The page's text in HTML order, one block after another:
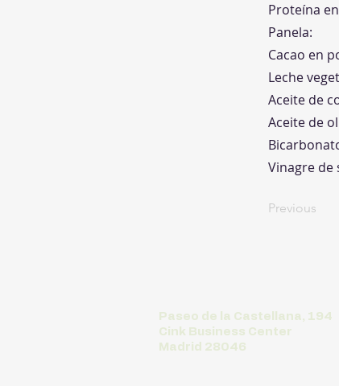
Proteína
Panela:
Cacao en
Leche
Aceite de
Aceite de
Vinagre de
Previous
Paseo de la Castellana, 194
Cink Business Center
Madrid 28046